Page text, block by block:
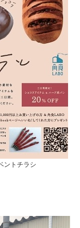
ントチラシ